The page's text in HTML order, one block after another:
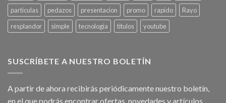
particulas
pedazos presentacion promo rapido
Rayo
resplandor
simple tecnologia titulos youtube
SUSCRÍBETE A NUESTRO BOLETÍN
A partir de ahora recibirás periódicamente nuestro boletín,
en el que podrás encontrar ofertas, novedades y artículos